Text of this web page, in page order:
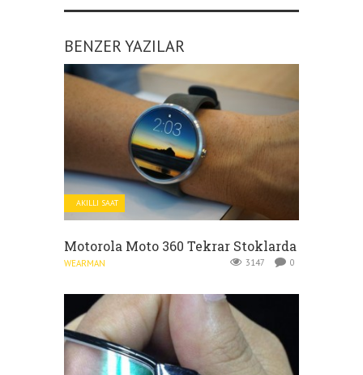
BENZER YAZILAR
AKILLI SAAT
Motorola Moto 360 Tekrar Stoklarda
WEARMAN 3147 0